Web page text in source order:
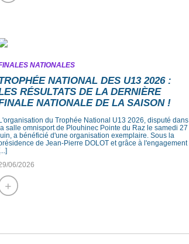
NATIONALES
NATIONAL DES U13 2026 :
RÉSULTATS DE LA DERNIÈRE
NATIONALE DE LA SAISON !
L'organisation du Trophée National U13 2026, disputé dans
la salle omnisport de Plouhinec Pointe du Raz le samedi 27
a bénéficié d'une organisation exemplaire. Sous la
de Jean-Pierre DOLOT et grâce à l'engagement
[...]
06/2026
+